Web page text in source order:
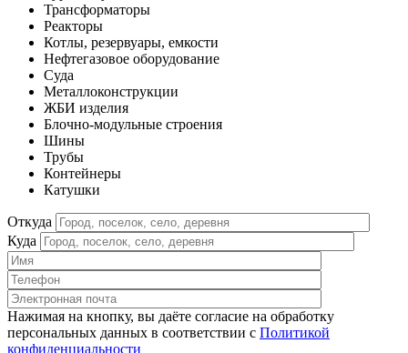
Трансформаторы
Реакторы
Котлы, резервуары, емкости
Нефтегазовое оборудование
Cуда
Металлоконструкции
ЖБИ изделия
Блочно-модульные строения
Шины
Трубы
Контейнеры
Катушки
Откуда
Куда
Нажимая на кнопку, вы даёте согласие на обработку
персональных данных в соответствии c Политикой
конфиденциальности